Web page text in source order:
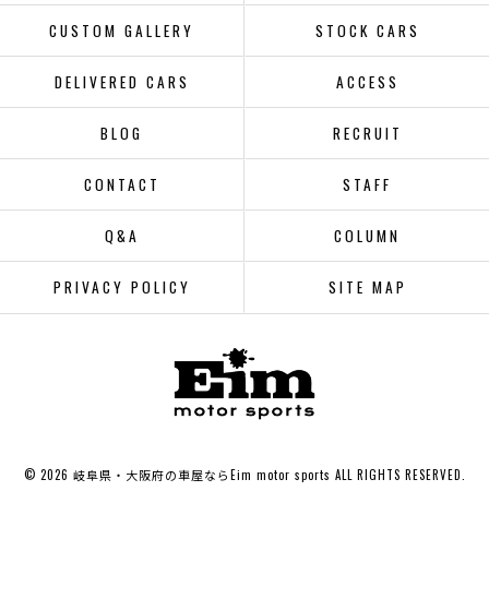
CUSTOM GALLERY STOCK CARS
DELIVERED CARS ACCESS
BLOG RECRUIT
CONTACT STAFF
Q&A COLUMN
PRIVACY POLICY SITE MAP
© 2026 岐阜県・大阪府の車屋ならEim motor sports ALL RIGHTS RESERVED.